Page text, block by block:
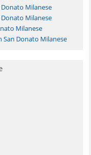
Milanese
Milanese
Milanese
San Donato Milanese